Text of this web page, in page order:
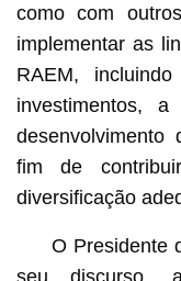
como com
implementar as
RAEM,
investimentos,
fim de
diversificação
O Presidente
seu discurso,